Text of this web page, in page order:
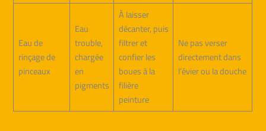
Eau de
rinçage de
pinceaux
Eau
trouble,
chargée
en
pigments
À laisser
décanter, puis
filtrer et
confier les
boues à la
filière
peinture
Ne pas verser
directement dans
l’évier ou la douche